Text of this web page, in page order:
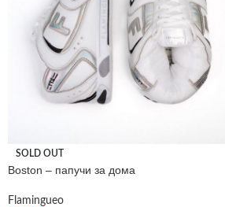
SOLD OUT
Boston – папучи за дома
Flamingueo